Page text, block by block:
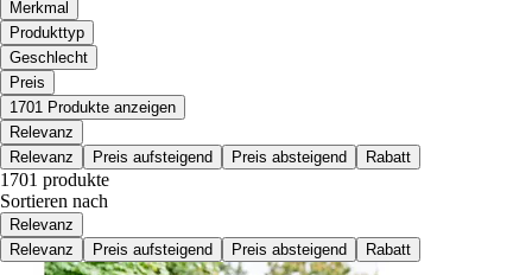
Merkmal
Produkttyp
Geschlecht
Preis
1701 Produkte anzeigen
Relevanz
Relevanz
Preis aufsteigend Preis absteigend Rabatt
1701 produkte
Sortieren nach
Relevanz
Relevanz
Preis aufsteigend Preis absteigend Rabatt